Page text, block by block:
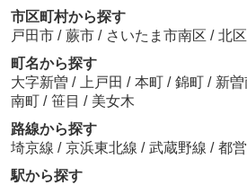
市区町村から探す
戸田市 / 蕨市 / さいたま市南区 / 北区
町名から探す
大字新曽 / 上戸田 / 本町 / 錦町 / 新
南町 / 笹目 / 美女木
路線から探す
埼京線 / 京浜東北線 / 武蔵野線 / 都
駅から探す